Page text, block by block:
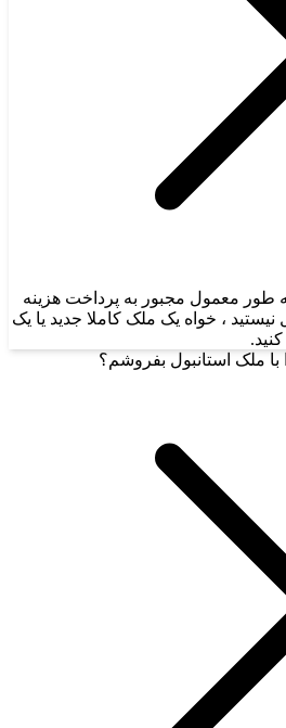
طور معمول مجبور به پرداخت هزینه
نیستید ، خواه یک ملک کاملا جدید یا یک
ملک استانبول بفروشم؟